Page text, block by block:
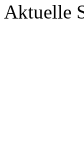
Aktuelle